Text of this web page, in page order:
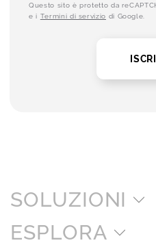
Questo sito è protetto da
e i Termini di servizio di Google.
SOLUZIONI
ESPLORA